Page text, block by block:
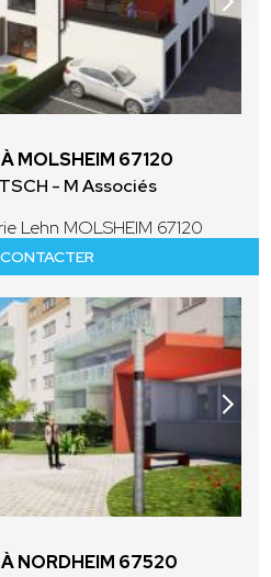
MOLSHEIM 67120
- M Associés
Lehn MOLSHEIM 67120
CONTACTER
NORDHEIM 67520